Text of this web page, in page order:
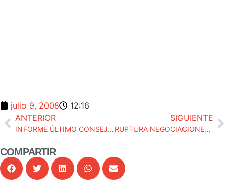
julio 9, 2008
12:16
ANTERIOR
INFORME ÚLTIMO CONSEJO FISCAL
SIGUIENTE
RUPTURA NEGOCIACIONES CON EL MINISTERIO DE JUSTICIA
COMPARTIR